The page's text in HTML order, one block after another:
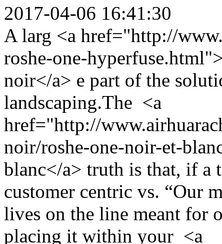
2017-04-06 16:41:30
A larg <a href="http://
roshe-one-
noir</a> e part of the
landscaping.The <a
href="http://
noir/roshe-one-noir-et-
blanc</a> truth is that, if a
customer centric vs. “Our
lives on the line meant for
placing it within your <a